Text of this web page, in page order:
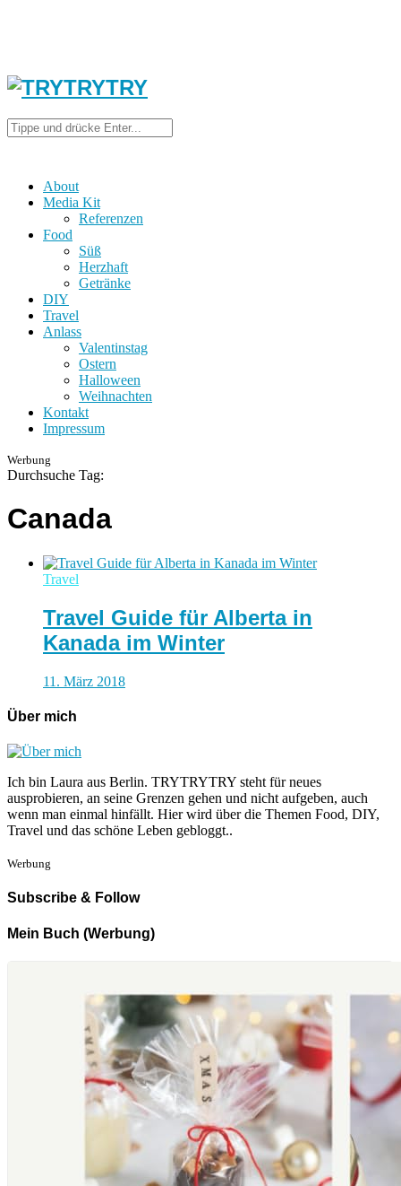
About
Media Kit
Referenzen
Food
Süß
Herzhaft
Getränke
DIY
Travel
Anlass
Valentinstag
Ostern
Halloween
Weihnachten
Kontakt
Impressum
Werbung
Durchsuche Tag:
Canada
Travel
Travel Guide für Alberta in
Kanada im Winter
11. März 2018
Über mich
Ich bin Laura aus Berlin. TRYTRYTRY steht für neues
ausprobieren, an seine Grenzen gehen und nicht aufgeben, auch
wenn man einmal hinfällt. Hier wird über die Themen Food, DIY,
Travel und das schöne Leben gebloggt..
Werbung
Subscribe & Follow
Mein Buch (Werbung)